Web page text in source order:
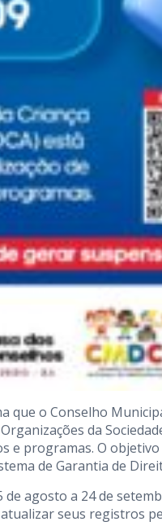
que o Conselho
da
e programas. O
de Garantia de
agosto a 24 de
seus registros